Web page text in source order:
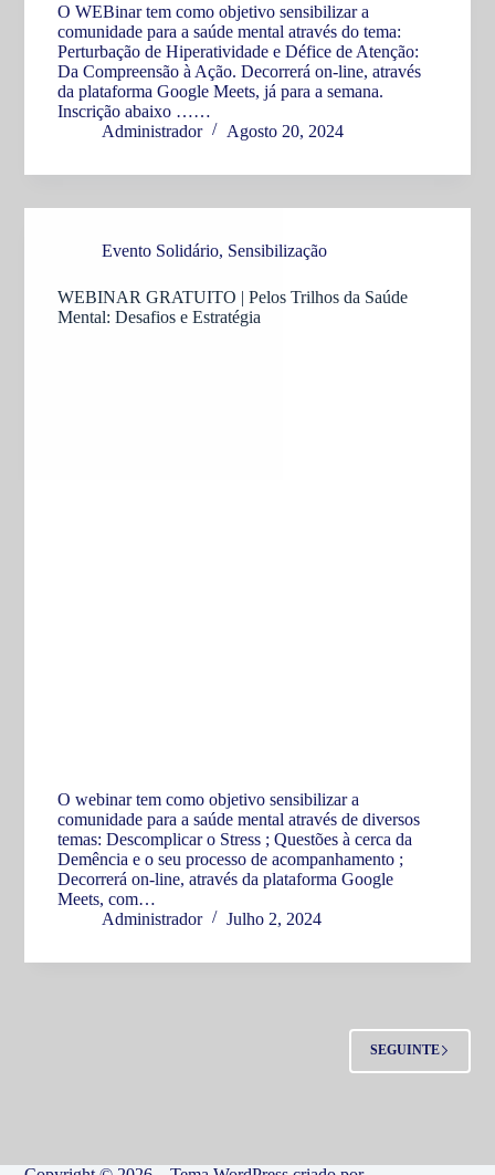
O WEBinar tem como objetivo sensibilizar a
comunidade para a saúde mental através do tema:
Perturbação de Hiperatividade e Défice de Atenção:
Da Compreensão à Ação. Decorrerá on-line, através
da plataforma Google Meets, já para a semana.
Inscrição abaixo ……
Administrador
Agosto 20, 2024
Evento Solidário, Sensibilização
WEBINAR GRATUITO | Pelos Trilhos da Saúde
Mental: Desafios e Estratégia
O webinar tem como objetivo sensibilizar a
comunidade para a saúde mental através de diversos
temas: Descomplicar o Stress ; Questões à cerca da
Demência e o seu processo de acompanhamento ;
Decorrerá on-line, através da plataforma Google
Meets, com…
Administrador
Julho 2, 2024
SEGUINTE